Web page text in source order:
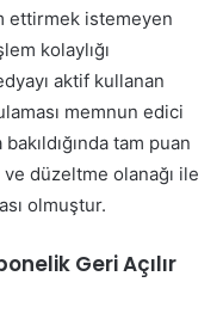
ettirmek istemeyen
kolaylığı
aktif kullanan
memnun edici
tam puan
düzeltme olanağı ile
olmuştur.
Geri Açılır